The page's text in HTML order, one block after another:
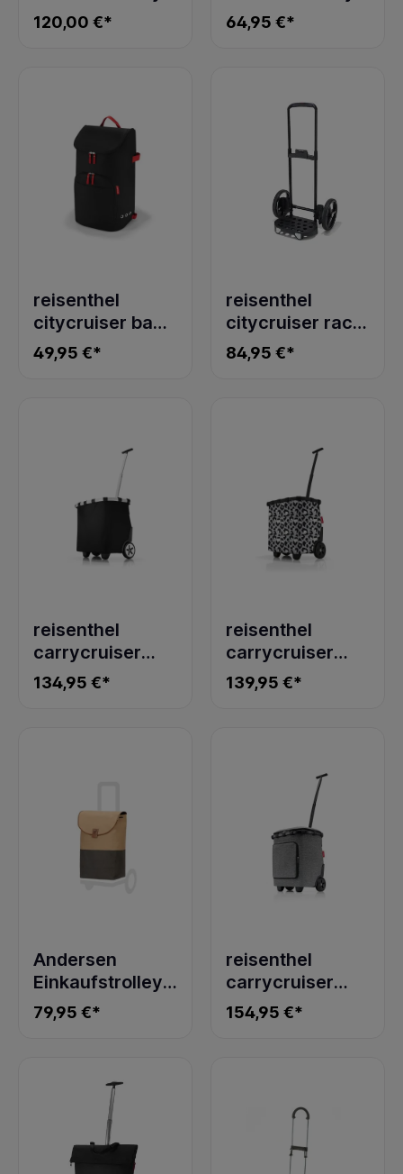
Royal Shopper
120,00 €*
Tasche Tyra leo
64,95 €*
reisenthel
citycruiser bag
black
49,95 €*
reisenthel
citycruiser rack
black
84,95 €*
reisenthel
carrycruiser
black
134,95 €*
reisenthel
carrycruiser
frame leo nero
139,95 €*
Andersen
Einkaufstrolley
Tasche Priya
beige
79,95 €*
reisenthel
carrycruiser
plus frame twist
silver
154,95 €*